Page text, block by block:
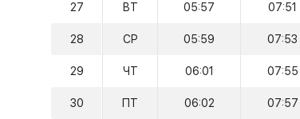
27 ВТ 05:57 07:51
28 СР 05:59 07:53
29 ЧТ 06:01 07:55
30 ПТ 06:02 07:57